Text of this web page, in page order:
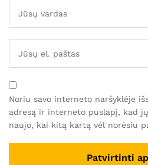
Noriu savo interneto naršyklėje
adresą ir interneto puslapį, kad
naujo, kai kitą kartą vėl norėsiu